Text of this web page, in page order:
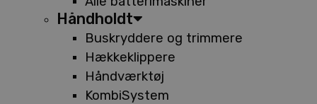
Håndholdt
Buskryddere og trimmere
Hækkeklippere
Håndværktøj
KombiSystem